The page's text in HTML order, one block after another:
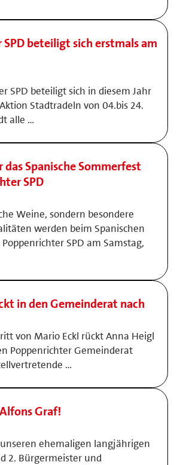
beteiligt sich erstmals am
SPD beteiligt sich in diesem Jahr
Stadtradeln von 04.bis 24.
alle …
Spanische Sommerfest
SPD
Weine, sondern besondere
werden beim Spanischen
SPD am Samstag,
in den Gemeinderat nach
von Mario Eckl rückt Anna Heigl
Poppenrichter Gemeinderat
…
Graf!
ehemaligen langjährigen
2. Bürgermeister und